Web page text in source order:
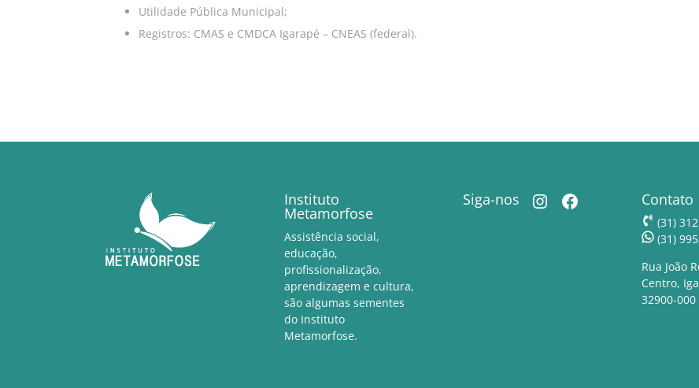
Utilidade Pública Municipal;
Registros: CMAS e CMDCA Igarapé – CNEAS (federal).
Instituto
Metamorfose
Assistência social,
educação,
profissionalização,
aprendizagem e cultura,
são algumas sementes
do Instituto
Metamorfose.
Siga-nos Instagram
FacebookContato
(31)
(31)
Rua João
Centro,
32900-000